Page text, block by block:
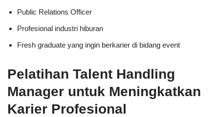
Public Relations Officer
Profesional industri hiburan
Fresh graduate yang ingin berkarier di bidang event
Pelatihan Talent Handling
Manager untuk Meningkatkan
Karier Profesional